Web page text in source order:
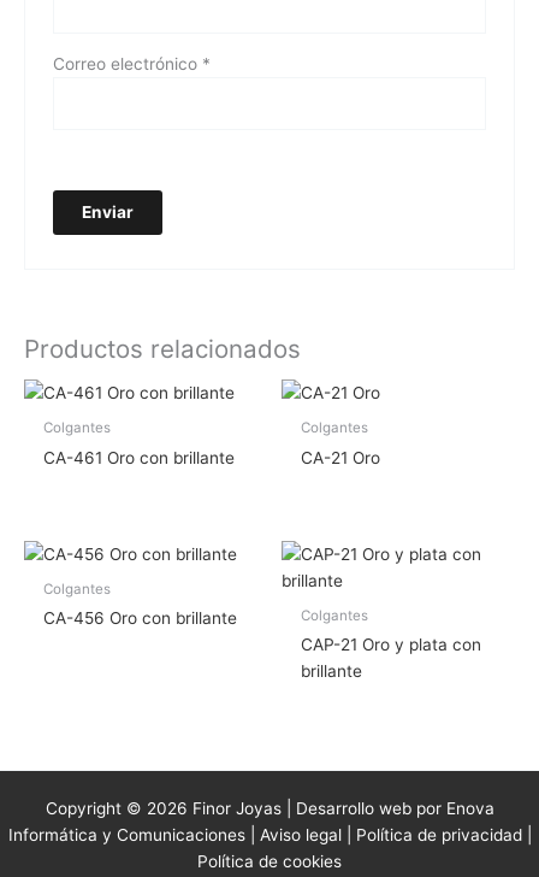
Correo electrónico *
Productos relacionados
Colgantes
CA-461 Oro con brillante
Colgantes
CA-21 Oro
Colgantes
CA-456 Oro con brillante Colgantes
CAP-21 Oro y plata con
brillante
Copyright © 2026 Finor Joyas | Desarrollo web por Enova
Informática y Comunicaciones | Aviso legal| Política de privacidad|
Política de cookies